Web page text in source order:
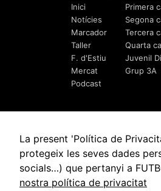
Inici
Notícies
Marcador
Taller
F. d'Estiu
Mercat
Podcast
Primera
Segona
Tercera
Quarta
Juvenil
Grup 3A
© 2010 - 2026
La present 'Política de
protegeix les seves dades
socials…) que pertanyi a
nostra política de privacitat